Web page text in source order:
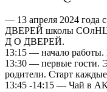
— 13 апреля 2024 года
ДВЕРЕЙ школы
Д О ДВЕРЕЙ.
13:15 — начало
13:30 — первые гости.
родители. Старт
13:45 -14:15 — Чай в